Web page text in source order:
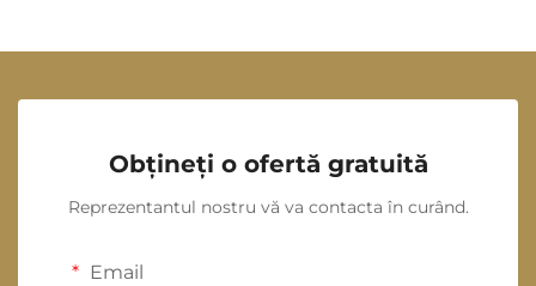
Obțineți o ofertă gratuită
Reprezentantul nostru vă va contacta în curând.
Email